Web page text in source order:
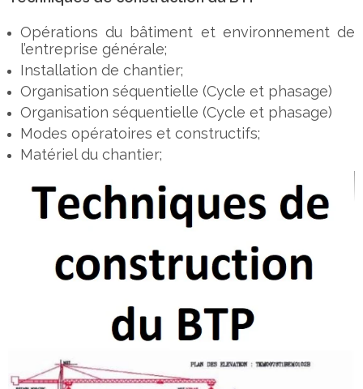
Opérations du bâtiment et environnement de
l’entreprise générale;
Installation de chantier;
Organisation séquentielle (Cycle et phasage)
Organisation séquentielle (Cycle et phasage)
Modes opératoires et constructifs;
Matériel du chantier;